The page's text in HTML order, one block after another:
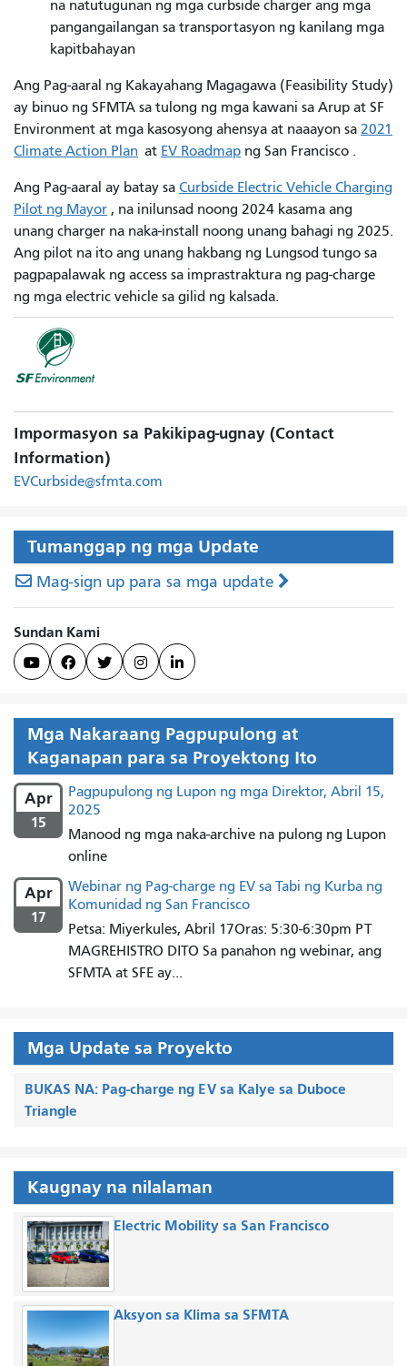
na natutugunan ng mga curbside charger ang mga
pangangailangan sa transportasyon ng kanilang mga
kapitbahayan
Ang Pag-aaral ng Kakayahang Magagawa (Feasibility Study)
ay binuo ng SFMTA sa tulong ng mga kawani sa Arup at SF
Environment at mga kasosyong ahensya at naaayon sa 2021
Climate Action Plan at EV Roadmap ng San Francisco .
Ang Pag-aaral ay batay sa Curbside Electric Vehicle Charging
Pilot ng Mayor , na inilunsad noong 2024 kasama ang
unang charger na naka-install noong unang bahagi ng 2025.
Ang pilot na ito ang unang hakbang ng Lungsod tungo sa
pagpapalawak ng access sa imprastraktura ng pag-charge
ng mga electric vehicle sa gilid ng kalsada.
Impormasyon sa Pakikipag-ugnay (Contact
Information)
EVCurbside@sfmta.com
Tumanggap ng mga Update
Mag-sign up para sa mga update
Sundan Kami
    
Mga Nakaraang Pagpupulong at
Kaganapan para sa Proyektong Ito
Apr
15
Pagpupulong ng Lupon ng mga Direktor, Abril 15,
2025
Manood ng mga naka-archive na pulong ng Lupon
online
Apr
17
Webinar ng Pag-charge ng EV sa Tabi ng Kurba ng
Komunidad ng San Francisco
Petsa: Miyerkules, Abril 17Oras: 5:30-6:30pm PT
MAGREHISTRO DITO Sa panahon ng webinar, ang
SFMTA at SFE ay...
Mga Update sa Proyekto
BUKAS NA: Pag-charge ng EV sa Kalye sa Duboce
Triangle
Kaugnay na nilalaman
Electric Mobility sa San Francisco
Aksyon sa Klima sa SFMTA